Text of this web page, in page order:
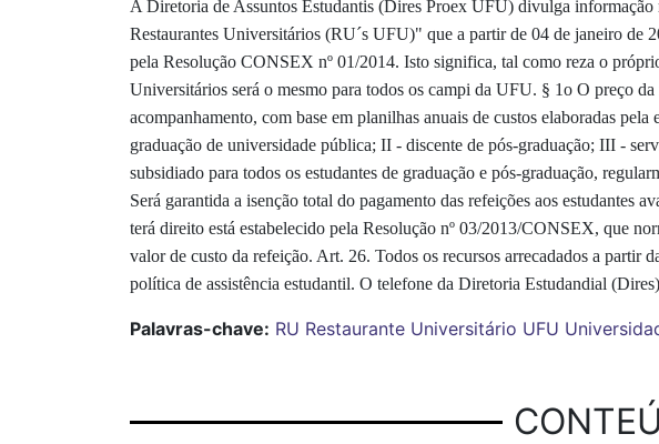
A Diretoria de Assuntos Estudantis (Dires Proex UFU) divulga
Restaurantes Universitários (RU´s UFU)" que a partir de 04 de janeiro de
pela Resolução CONSEX nº 01/2014. Isto significa, tal como reza o
Universitários será o mesmo para todos os campi da UFU. § 1o O preço
acompanhamento, com base em planilhas anuais de custos elaboradas
graduação de universidade pública; II - discente de pós-graduação; III -
subsidiado para todos os estudantes de graduação e pós-graduação,
Será garantida a isenção total do pagamento das refeições aos estudantes
terá direito está estabelecido pela Resolução nº 03/2013/CONSEX, que
valor de custo da refeição. Art. 26. Todos os recursos arrecadados a partir
política de assistência estudantil. O telefone da Diretoria Estudandial
Palavras-chave: RU Restaurante Universitário UFU